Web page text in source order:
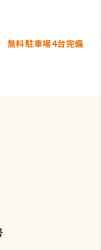
無料駐車場4台完備